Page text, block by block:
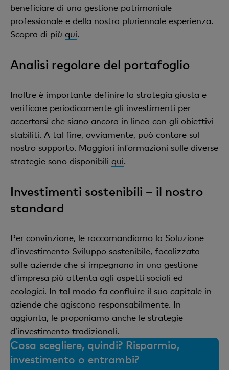
beneficiare di una gestione patrimoniale
professionale e della nostra pluriennale esperienza.
Scopra di più qui.
Analisi regolare del portafoglio
Inoltre è importante definire la strategia giusta e
verificare periodicamente gli investimenti per
accertarsi che siano ancora in linea con gli obiettivi
stabiliti. A tal fine, ovviamente, può contare sul
nostro supporto. Maggiori informazioni sulle diverse
strategie sono disponibili qui.
Investimenti sostenibili – il nostro
standard
Per convinzione, le raccomandiamo la Soluzione
d’investimento Sviluppo sostenibile, focalizzata
sulle aziende che si impegnano in una gestione
d’impresa più attenta agli aspetti sociali ed
ecologici. In tal modo fa confluire il suo capitale in
aziende che agiscono responsabilmente. In
aggiunta, le proponiamo anche le strategie
d’investimento tradizionali.
Cosa scegliere, quindi? Risparmio,
investimento o entrambi?